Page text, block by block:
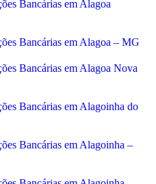
Bancárias em Alagoa
Bancárias em Alagoa – MG
Bancárias em Alagoa Nova
Bancárias em Alagoinha do
Bancárias em Alagoinha –